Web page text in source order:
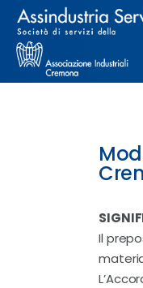
Chi siamo
Struttura
Servizi & Sportelli
Il